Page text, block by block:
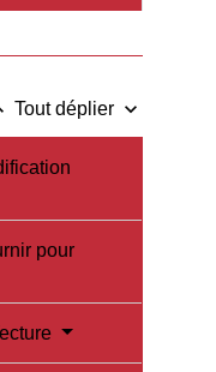
Tout déplier keyboard_arrow_down
pour